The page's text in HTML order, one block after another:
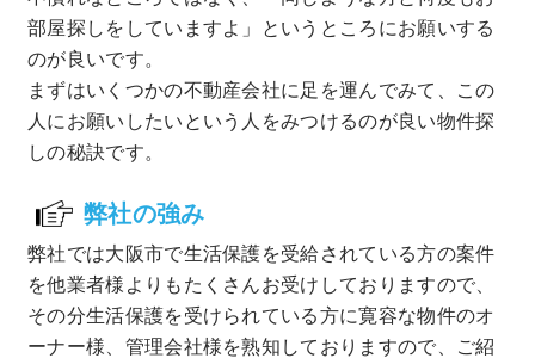
部屋探しをしていますよ」というところにお願いする
のが良いです。
まずはいくつかの不動産会社に足を運んでみて、この
人にお願いしたいという人をみつけるのが良い物件探
しの秘訣です。
弊社の強み
弊社では大阪市で生活保護を受給されている方の案件
を他業者様よりもたくさんお受けしておりますので、
その分生活保護を受けられている方に寛容な物件のオ
ーナー様、管理会社様を熟知しておりますので、ご紹